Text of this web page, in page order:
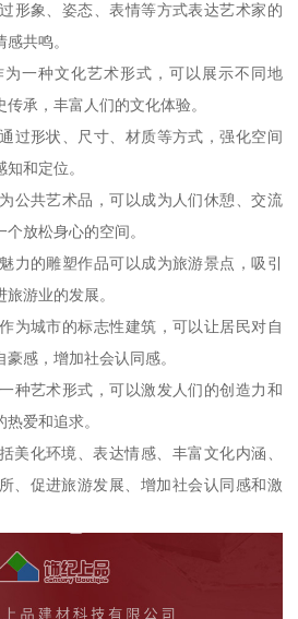
形象、姿态、表情等方式表达艺术家的
共鸣。
一种文化艺术形式，可以展示不同地
承，丰富人们的文化体验。
过形状、尺寸、材质等方式，强化空间
和定位。
公共艺术品，可以成为人们休憩、交流
放松身心的空间。
力的雕塑作品可以成为旅游景点，吸引
游业的发展。
为城市的标志性建筑，可以让居民对自
感，增加社会认同感。
种艺术形式，可以激发人们的创造力和
爱和追求。
美化环境、表达情感、丰富文化内涵、
、促进旅游发展、增加社会认同感和激